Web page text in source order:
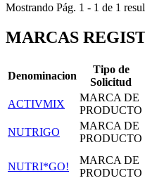
Mostrando Pág. 1 - 1 de 1
MARCAS
Denominacion
Tipo de
Solicitud
ACTIVMIX
MARCA DE
PRODUCTO
NUTRIGO
MARCA DE
PRODUCTO
NUTRI*GO!
MARCA DE
PRODUCTO